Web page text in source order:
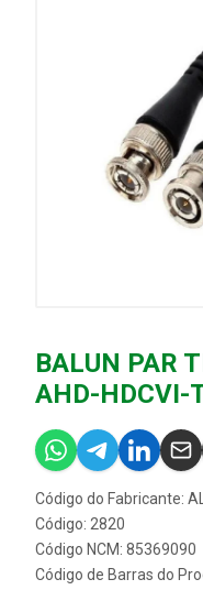
BALUN PAR
AHD-HDCVI-
Código do Fabricante:
Código: 2820
Código NCM: 85369090
Código de Barras do